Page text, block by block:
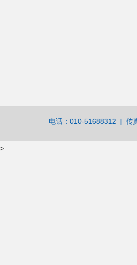
电话：010-51688312 | 传
>